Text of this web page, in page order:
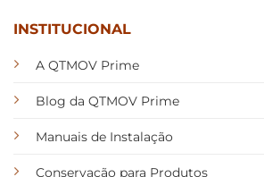
produto
INSTITUCIONAL
A QTMOV Prime
Blog da QTMOV Prime
Manuais de Instalação
Conservação para Produtos